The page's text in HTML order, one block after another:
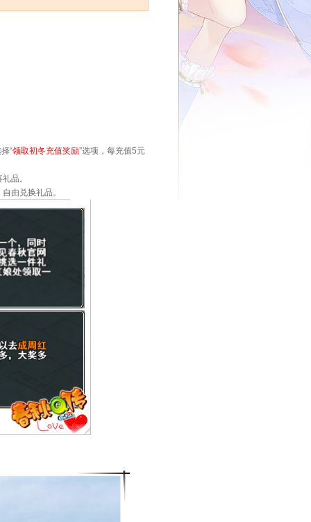
“领取初冬充值奖励”选项，每充值5元
品。
由兑换礼品。